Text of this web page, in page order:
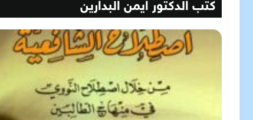
كتب الدكتور ايمن البدارين